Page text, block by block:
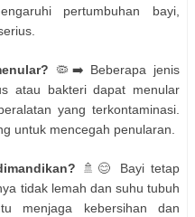
pertumbuhan bayi,
🦠➡️ Beberapa jenis
atau bakteri dapat menular
yang terkontaminasi.
untuk mencegah penularan.
🚿😊 Bayi tetap
tidak lemah dan suhu tubuh
menjaga kebersihan dan